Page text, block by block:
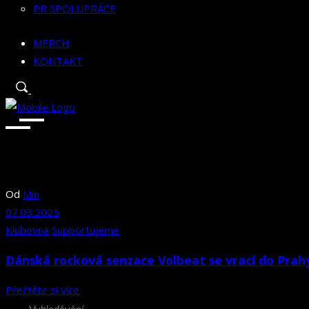
PR SPOLUPRÁCE
MERCH
KONTAKT
Od Min
07.03.2025
Klubovna Supportujeme
Dánská rocková senzace Volbeat se vrací do
Přečtěte si více